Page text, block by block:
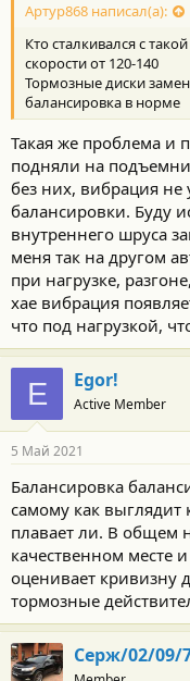
Артур868 написал(а):
Кто сталкивался с
скорости от 120-140
Тормозные диски
балансировка в норме
Такая же проблема
подняли на
без них, вибрация
балансировки. Буду
внутреннего шруса
меня так на другом
при нагрузке,
хае вибрация
что под нагрузкой,
E Egor!
Active Member
5 Май 2021
Балансировка
самому как выглядит
плавает ли. В общем
качественном месте
оценивает кривизну
тормозные
Серж/02/09/